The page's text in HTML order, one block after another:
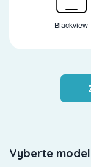
Blackview
Vyberte